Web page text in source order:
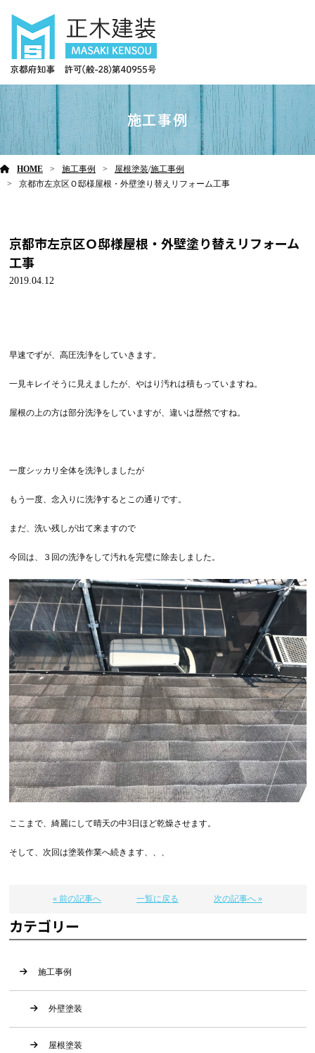
施工事例
HOME 施工事例 屋根塗装/施工事例
京都市左京区Ｏ邸様屋根・外壁塗り替えリフォーム工事
京都市左京区Ｏ邸様屋根・外壁塗り替えリフォーム
工事
2019.04.12
早速でずが、高圧洗浄をしていきます。
一見キレイそうに見えましたが、やはり汚れは積もっていますね。
屋根の上の方は部分洗浄をしていますが、違いは歴然ですね。
一度シッカリ全体を洗浄しましたが
もう一度、念入りに洗浄するとこの通りです。
まだ、洗い残しが出て来ますので
今回は、３回の洗浄をして汚れを完璧に除去しました。
ここまで、綺麗にして晴天の中3日ほど乾燥させます。
そして、次回は塗装作業へ続きます、、、
« 前の記事へ 一覧に戻る 次の記事へ »
カテゴリー
施工事例
外壁塗装
屋根塗装